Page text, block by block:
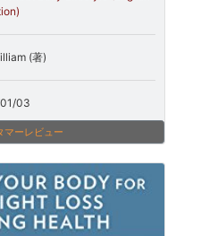
(著)
03
マーレビュー